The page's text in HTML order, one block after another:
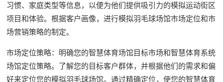
习惯、家庭类型等信息，以便为他们提供吸引力的模拟运动街区
项目和体验。根据客户画像，进行模拟羽毛球场馆市场定位和市
场营销策略的制定。
市场定位策略：明确您的智慧体育场馆目标市场和智慧体育系统
场馆定位策略。了解您的目标客户群体，并根据他们的需求和偏
好来定位您的模拟羽毛球场馆。通过精确定位，使您的智慧体育